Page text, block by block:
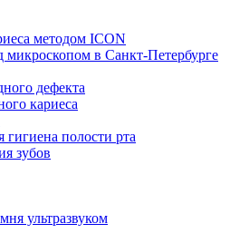
методом ICON
микроскопом в Санкт-Петербурге
дефекта
кариеса
гигиена полости рта
зубов
ультразвуком